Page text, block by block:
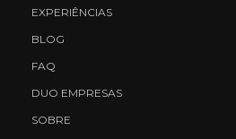
EXPERIÊNCIAS
BLOG
FAQ
DUO EMPRESAS
SOBRE